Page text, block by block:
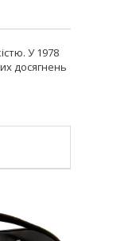
У 1978
досягнень